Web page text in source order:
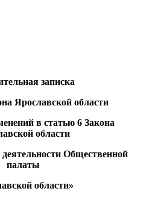
записка
Ярославской области
в статью 6 Закона
области
Общественной
палаты
области»